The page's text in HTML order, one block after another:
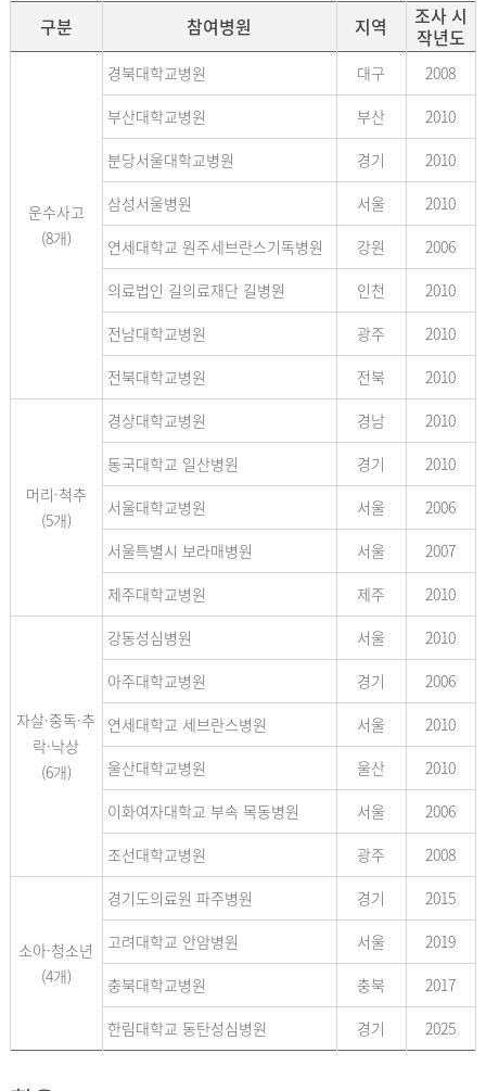
구분 참여병원 지역
조사 시
작년도
운수사고
(8개)
경북대학교병원 대구
2008
부산대학교병원
부산
2010
분당서울대학교병원
경기
2010
삼성서울병원
서울
2010
연세대학교 원주세브란스기독병원
강원
2006
의료법인 길의료재단 길병원
인천
2010
전남대학교병원
광주
2010
전북대학교병원
전북 2010
머리·척추
(5개)
경상대학교병원 경남
2010
동국대학교 일산병원
경기
2010
서울대학교병원
서울
2006
서울특별시 보라매병원
서울
2007
제주대학교병원
제주 2010
자살·중독·추
락·낙상
(6개)
강동성심병원 서울
2010
아주대학교병원
경기
2006
연세대학교 세브란스병원
서울
2010
울산대학교병원
울산
2010
이화여자대학교 부속 목동병원
서울
2006
조선대학교병원
광주 2008
소아·청소년
(4개)
경기도의료원 파주병원 경기
2015
고려대학교 안암병원
서울
2019
충북대학교병원
충북
2017
한림대학교 동탄성심병원
경기 2025